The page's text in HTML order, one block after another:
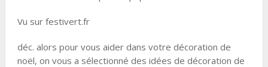
Vu sur festivert.fr
déc. alors pour vous aider dans votre décoration de
noël, on vous a sélectionné des idées de décoration de